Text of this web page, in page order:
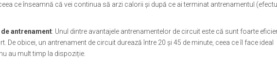
ce înseamnă că vei continua să arzi calorii și după ce ai terminat antrenamentul
antrenament: Unul dintre avantajele antrenamentelor de circuit este că sunt foarte
De obicei, un antrenament de circuit durează între 20 și 45 de minute, ceea ce îl face ideal
au mult timp la dispoziție.